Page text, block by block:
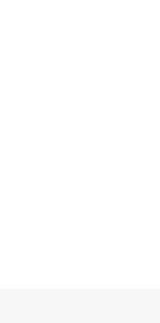
プラット」